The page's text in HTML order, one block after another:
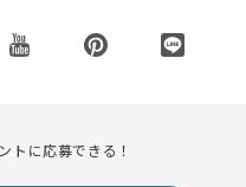
トに応募できる！